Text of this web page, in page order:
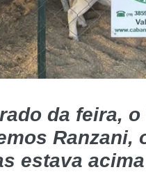
da feira,
Ranzani,
estava